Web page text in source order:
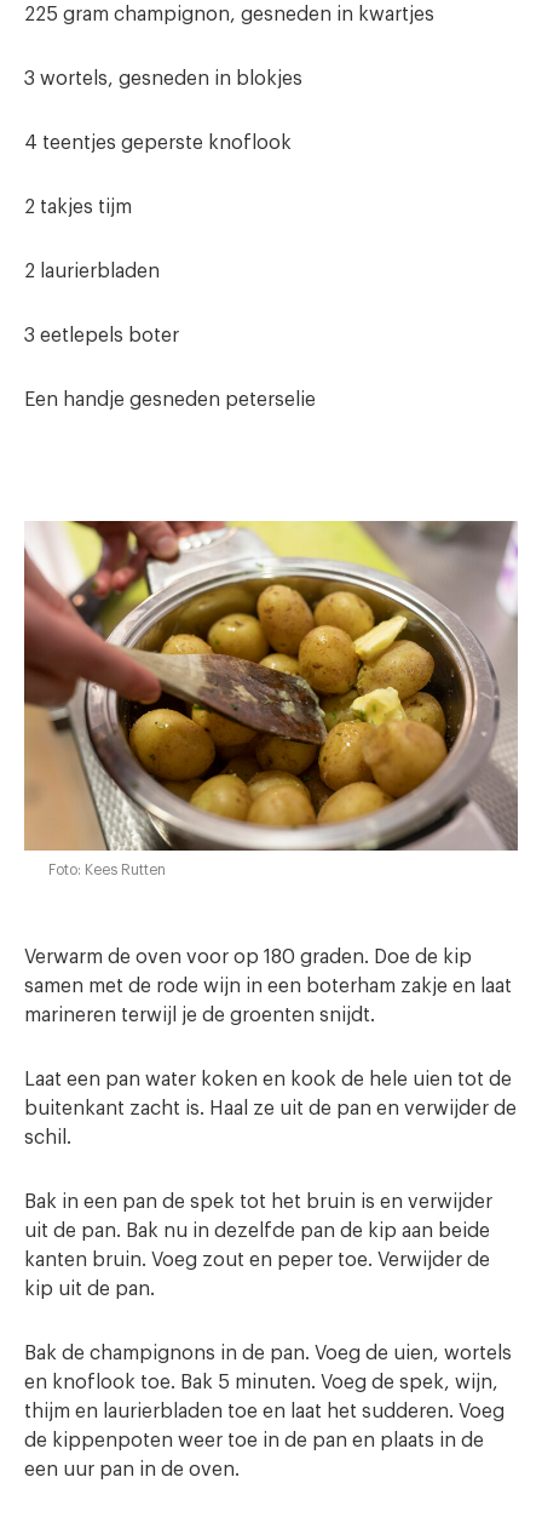
225 gram champignon, gesneden in kwartjes
3 wortels, gesneden in blokjes
4 teentjes geperste knoflook
2 takjes tijm
2 laurierbladen
3 eetlepels boter
Een handje gesneden peterselie
Foto: Kees Rutten
Verwarm de oven voor op 180 graden. Doe de kip
samen met de rode wijn in een boterham zakje en laat
marineren terwijl je de groenten snijdt.
Laat een pan water koken en kook de hele uien tot de
buitenkant zacht is. Haal ze uit de pan en verwijder de
schil.
Bak in een pan de spek tot het bruin is en verwijder
uit de pan. Bak nu in dezelfde pan de kip aan beide
kanten bruin. Voeg zout en peper toe. Verwijder de
kip uit de pan.
Bak de champignons in de pan. Voeg de uien, wortels
en knoflook toe. Bak 5 minuten. Voeg de spek, wijn,
thijm en laurierbladen toe en laat het sudderen. Voeg
de kippenpoten weer toe in de pan en plaats in de
een uur pan in de oven.